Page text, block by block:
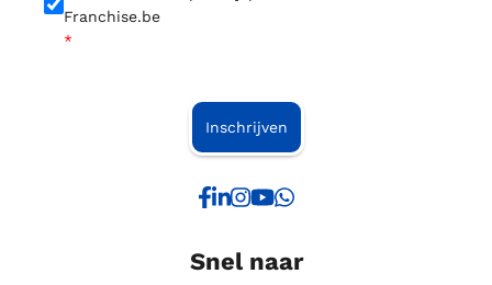
Franchise.be
*
Inschrijven
Snel naar